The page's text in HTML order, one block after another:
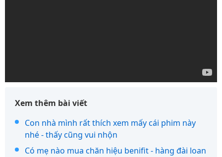
Xem thêm bài viết
Con nhà mình rất thích xem mấy cái phim này
nhé - thấy cũng vui nhộn
Có mẹ nào mua chăn hiệu benifit - hàng đài loan